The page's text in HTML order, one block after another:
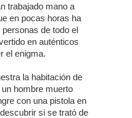
trabajado mano a
en pocas horas ha
de todo el
en auténticos
el enigma.
la habitación de
hombre muerto
con una pistola en
si se trató de